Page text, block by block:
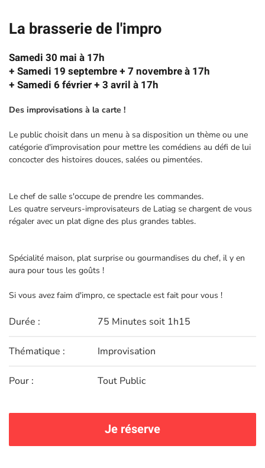
La brasserie de l'impro
Samedi 30 mai à 17h
+ Samedi 19 septembre + 7 novembre à 17h
+ Samedi 6 février + 3 avril à 17h
Des improvisations à la carte !
Le public choisit dans un menu à sa disposition un thème ou une
catégorie d'improvisation pour mettre les comédiens au défi de lui
concocter des histoires douces, salées ou pimentées.
Le chef de salle s'occupe de prendre les commandes.
Les quatre serveurs-improvisateurs de Latiag se chargent de vous
régaler avec un plat digne des plus grandes tables.
Spécialité maison, plat surprise ou gourmandises du chef, il y en
aura pour tous les goûts !
Si vous avez faim d'impro, ce spectacle est fait pour vous !
Durée : 75 Minutes soit 1h15
Thématique : Improvisation
Pour : Tout Public
Je réserve